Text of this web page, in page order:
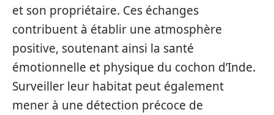
et son propriétaire. Ces échanges
contribuent à établir une atmosphère
positive, soutenant ainsi la santé
émotionnelle et physique du cochon d’Inde.
Surveiller leur habitat peut également
mener à une détection précoce de